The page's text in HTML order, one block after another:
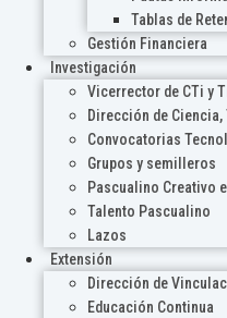
Tablas de
Gestión Financiera
Investigación
Vicerrector de CTi y
Dirección de
Convocatorias
Grupos y semilleros
Pascualino Creativo
Talento Pascualino
Lazos
Extensión
Dirección de
Educación Continua